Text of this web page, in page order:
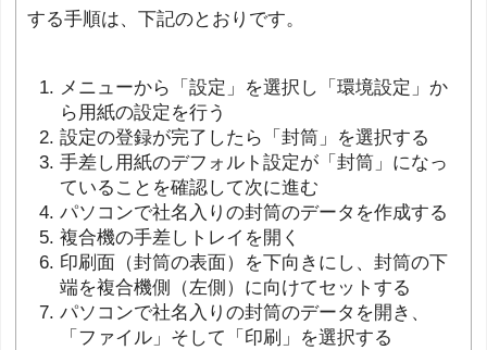
する手順は、下記のとおりです。
メニューから「設定」を選択し「環境設定」か
ら用紙の設定を行う
設定の登録が完了したら「封筒」を選択する
手差し用紙のデフォルト設定が「封筒」になっ
ていることを確認して次に進む
パソコンで社名入りの封筒のデータを作成する
複合機の手差しトレイを開く
印刷面（封筒の表面）を下向きにし、封筒の下
端を複合機側（左側）に向けてセットする
パソコンで社名入りの封筒のデータを開き、
「ファイル」そして「印刷」を選択する